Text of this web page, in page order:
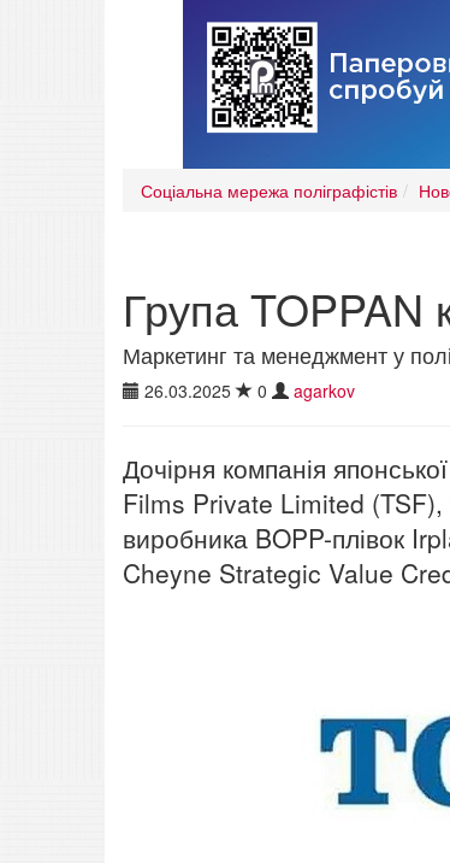
Соціальна мережа поліграфістів
Група TOPPAN
Маркетинг та менеджмент у
26.03.2025 0 agarkov
Дочірня компанія
Films Private Limited (TSF),
виробника BOPP-плівок
Cheyne Strategic Value